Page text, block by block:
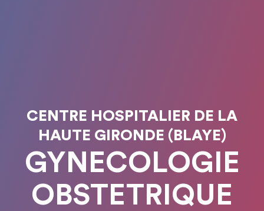
CENTRE HOSPITALIER DE LA
HAUTE GIRONDE (BLAYE)
GYNECOLOGIE
OBSTETRIQUE